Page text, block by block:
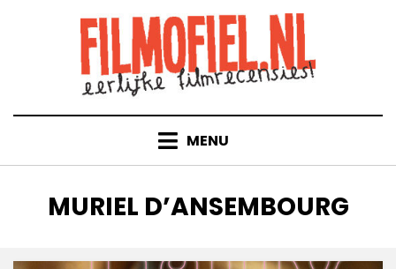
MENU
TAG
:
MURIEL D’ANSEMBOURG